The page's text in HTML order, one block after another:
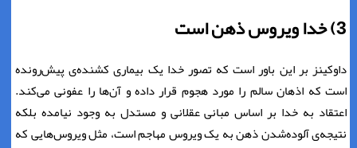
3) خدا ویروس ذهن است
داوکینز بر این باور است که تصور خدا یک بیماری کشنده‌ی پیش‌رونده
است که اذهان سالم را مورد هجوم قرار داده و آن‌ها را عفونی می‌کند.
اعتقاد به خدا بر اساس مبانی عقلانی و مستدل به وجود نیامده بلکه
نتیجه‌ی آلوده‌شدن ذهن به یک ویروس مهاجم است، مثل ویروس‌هایی که